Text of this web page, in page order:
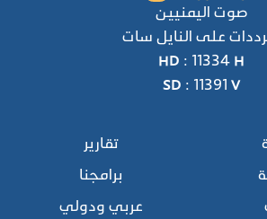
صوت اليمنيين
على النايل سات
HD : 11334 H
SD : 11391 V
تقارير
برامجنا
عربي ودولي